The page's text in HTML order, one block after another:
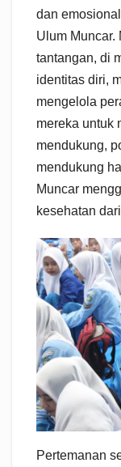
dan
Ulum Muncar.
tantangan, di
identitas diri,
mengelola
mereka untuk
mendukung,
mendukung
Muncar
kesehatan
Pertemanan